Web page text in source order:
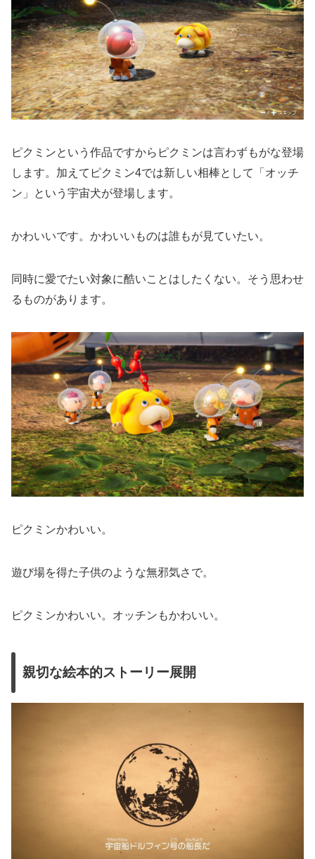
ピクミンという作品ですからピクミンは言わずもがな登場
します。加えてピクミン4では新しい相棒として「オッチ
ン」という宇宙犬が登場します。
かわいいです。かわいいものは誰もが見ていたい。
同時に愛でたい対象に酷いことはしたくない。そう思わせ
るものがあります。
ピクミンかわいい。
遊び場を得た子供のような無邪気さで。
ピクミンかわいい。オッチンもかわいい。
親切な絵本的ストーリー展開